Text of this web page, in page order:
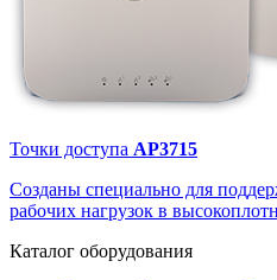
Точки доступа AP3715
Созданы специально для
рабочих нагрузок в
Каталог оборудования